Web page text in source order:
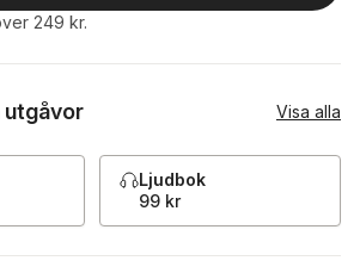
249 kr.
utgåvor Visa alla
Ljudbok
99 kr